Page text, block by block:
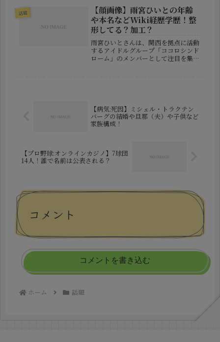
の記事では、話題の新教皇について、
経歴や人物像、そして気になる家...
話題
【顔画像】雨宮ひいとの年齢
や本名などWiki経歴学歴！整
形してる？加工？
雨宮ひいとさんは、関西を拠点に活動
するアイドルグループ「ココロシンド
ローム」のメンバーとして注目を集め
【病気:死因】ミシェル・トラクテン
バーグの結婚や旦那（夫）や子供など
家族構成！
【プロ野球:オンラインカジノ】7球団
14人！誰で名前は公表される？
コメント
コメントを書き込む
ホーム 話題